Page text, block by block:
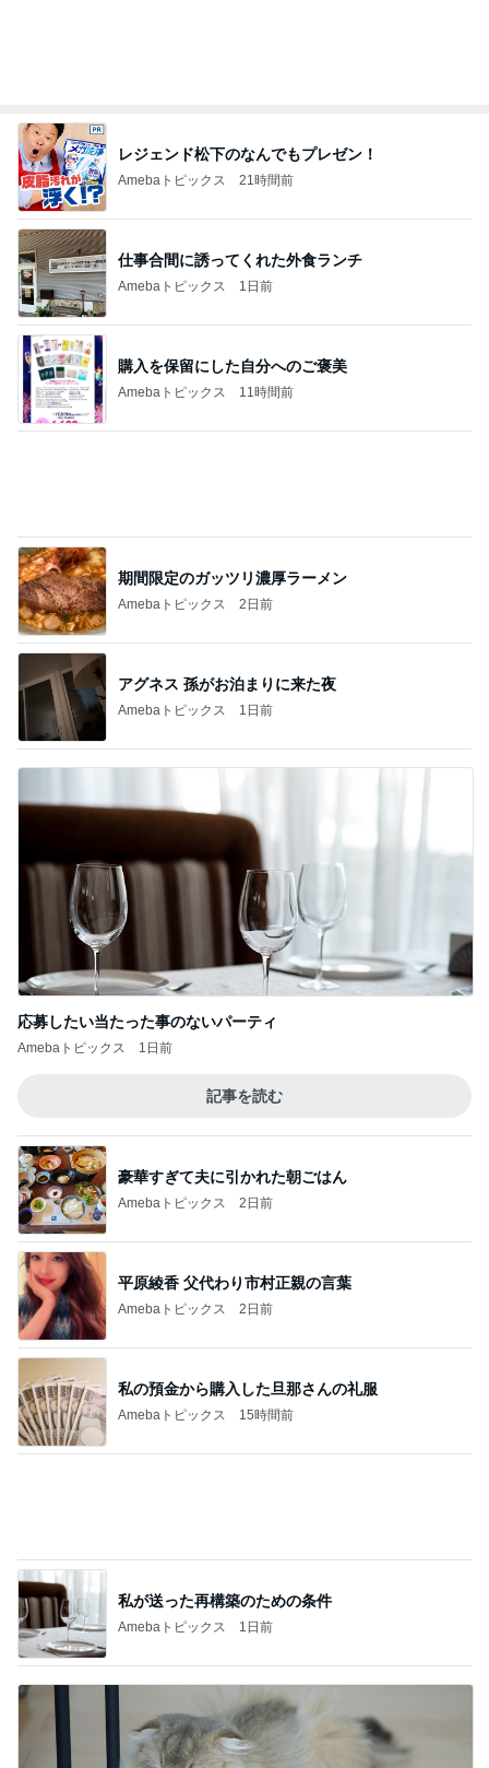
アグネス 孫がお泊まりに来た夜
Amebaトピックス
記事を読む
豪華すぎて夫に引かれた朝ごはん
Amebaトピックス 2日前
Amebaトピックス 2日前
私の預金から購入した旦那さんの礼服
Amebaトピックス 15時間前
私が送った再構築のための条件
猫がお昼寝するサイドテーブルの下
失意の中の気になってた博多ラーメン
Amebaトピックス 2日前
夜しまい忘れたゴーヤが一夜で噴火
Amebaトピックス 9時間前